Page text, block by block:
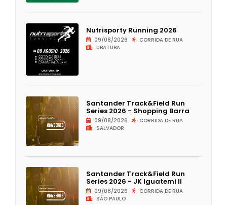
Nutrisporty Running 2026
09/08/2026
CORRIDA DE RUA
UBATUBA
Santander Track&Field Run
Series 2026 - Shopping Barra
09/08/2026
CORRIDA DE RUA
SALVADOR
Santander Track&Field Run
Series 2026 - JK Iguatemi II
09/08/2026
CORRIDA DE RUA
SÃO PAULO